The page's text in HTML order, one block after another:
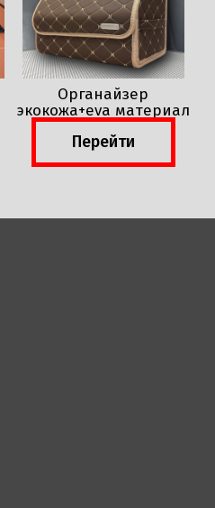
Органайзер
экокожа+eva материал
Перейти